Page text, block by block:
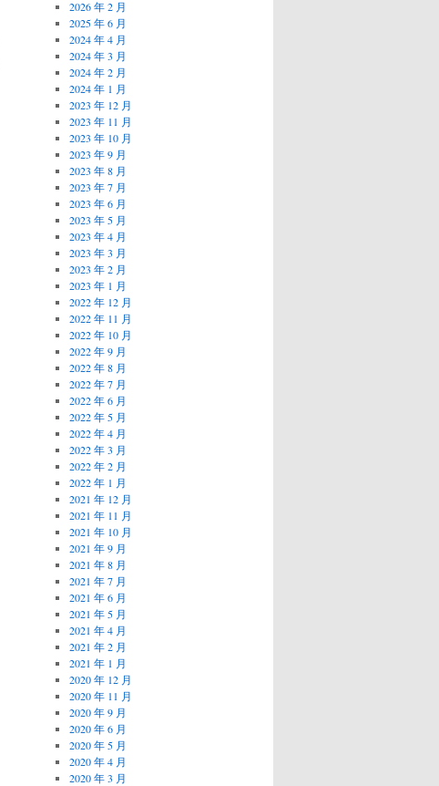
2026 年 2 月
2025 年 6 月
2024 年 4 月
2024 年 3 月
2024 年 2 月
2024 年 1 月
2023 年 12 月
2023 年 11 月
2023 年 10 月
2023 年 9 月
2023 年 8 月
2023 年 7 月
2023 年 6 月
2023 年 5 月
2023 年 4 月
2023 年 3 月
2023 年 2 月
2023 年 1 月
2022 年 12 月
2022 年 11 月
2022 年 10 月
2022 年 9 月
2022 年 8 月
2022 年 7 月
2022 年 6 月
2022 年 5 月
2022 年 4 月
2022 年 3 月
2022 年 2 月
2022 年 1 月
2021 年 12 月
2021 年 11 月
2021 年 10 月
2021 年 9 月
2021 年 8 月
2021 年 7 月
2021 年 6 月
2021 年 5 月
2021 年 4 月
2021 年 2 月
2021 年 1 月
2020 年 12 月
2020 年 11 月
2020 年 9 月
2020 年 6 月
2020 年 5 月
2020 年 4 月
2020 年 3 月